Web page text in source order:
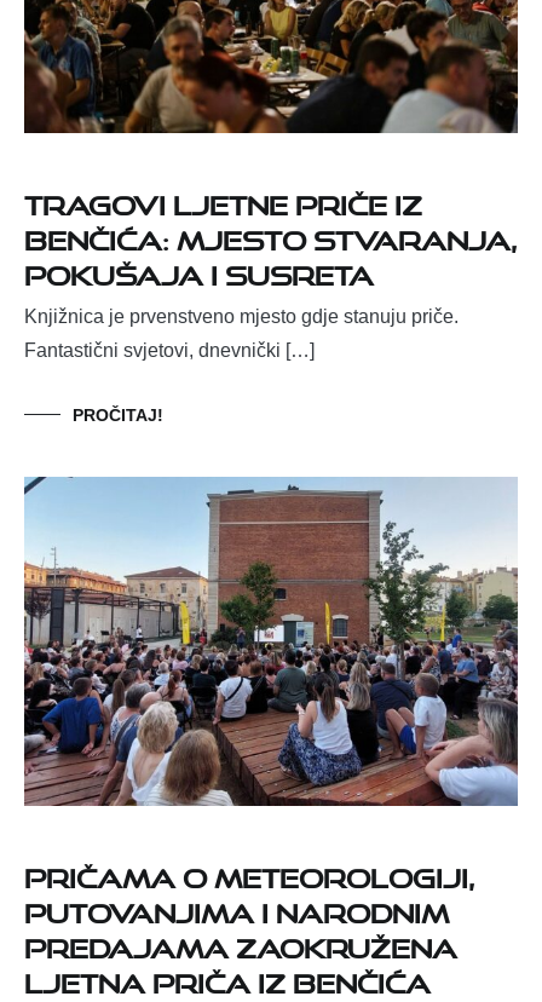
Tragovi Ljetne priče iz
Benčića: Mjesto stvaranja,
pokušaja i susreta
Knjižnica je prvenstveno mjesto gdje stanuju priče.
Fantastični svjetovi, dnevnički […]
PROČITAJ!
Pričama o meteorologiji,
putovanjima i narodnim
predajama zaokružena
Ljetna priča iz Benčića